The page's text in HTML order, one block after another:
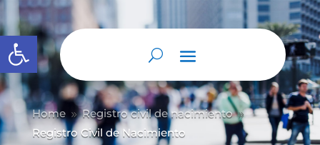
Abrir barra de herramientas
Home 9 Registro civil de nacimiento 9
Registro Civil de Nacimiento